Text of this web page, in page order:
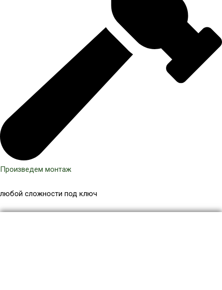
Произведем монтаж
любой сложности под ключ